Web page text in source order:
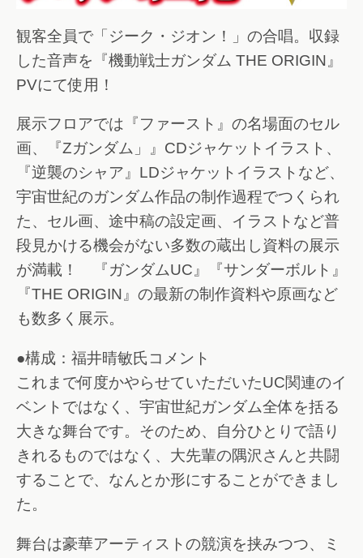
観客全員で「ジーク・ジオン！」の合唱。収録
した音声を『機動戦士ガンダム THE ORIGIN』
PVにて使用！
展示フロアでは『ファースト』の名場面のセル
画、『Zガンダム」』CDジャケットイラスト、
『逆襲のシャア』LDジャケットイラストなど、
宇宙世紀のガンダム作品の制作過程でつくられ
た、セル画、途中稿の設定画、イラストなど普
段見かける機会がない多数の蔵出し資料の展示
が満載！ 『ガンダムUC』『サンダーボルト』
『THE ORIGIN』の最新の制作資料や原画など
も数多く展示。
●構成：福井晴敏氏コメント
これまで何度かやらせていただいたUC関連のイ
ベントではなく、宇宙世紀ガンダム全体を括る
大きな舞台です。そのため、自分ひとりで語り
きれるものではなく、大先輩の隅沢さんと共闘
することで、なんとか形にすることができまし
た。
舞台は豪華アーティストの競演を挟みつつ、ミ